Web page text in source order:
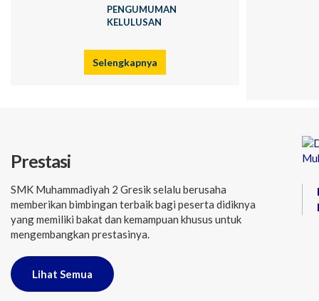
PENGUMUMAN
KELULUSAN
Selengkapnya
Prestasi
SMK Muhammadiyah 2 Gresik selalu berusaha
memberikan bimbingan terbaik bagi peserta didiknya
yang memiliki bakat dan kemampuan khusus untuk
mengembangkan prestasinya.
Lihat Semua